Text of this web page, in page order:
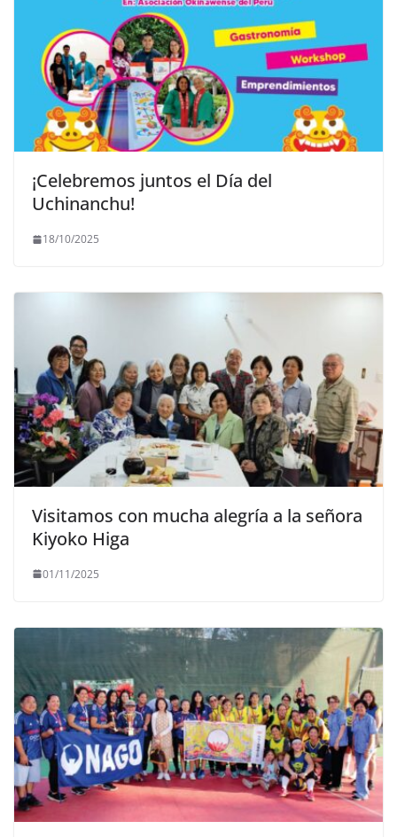
¡Celebremos juntos el Día del
Uchinanchu!
18/10/2025
Visitamos con mucha alegría a la señora
Kiyoko Higa
01/11/2025